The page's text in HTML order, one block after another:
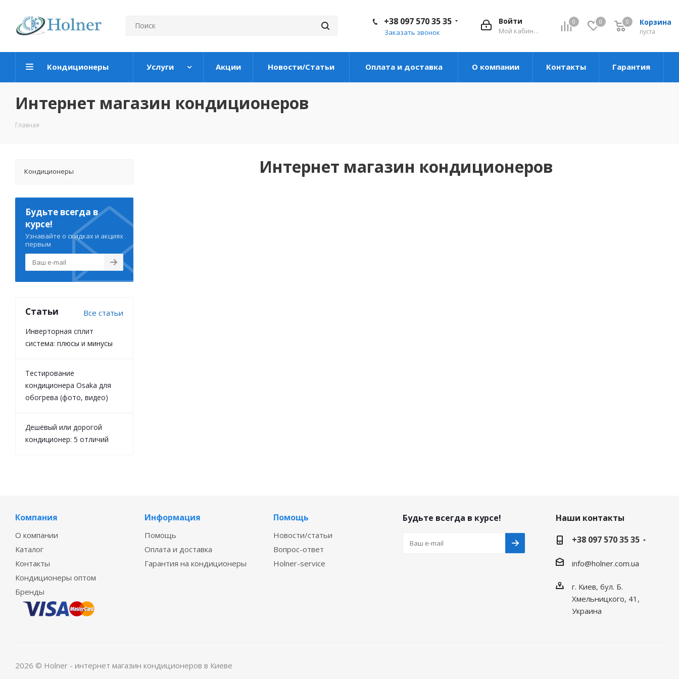
0 0 Корзина
пуста
0
Войти
Мой кабинет
+38 097 570 35 35
Заказать звонок
Кондиционеры Услуги Акции Новости/Статьи Оплата и доставка О компании Контакты Гарантия
Интернет магазин кондиционеров
Главная
Интернет магазин кондиционеров
Кондиционеры
Будьте всегда в
курсе!
Узнавайте о скидках и акциях
первым
Статьи Все статьи
Инверторная сплит
система: плюсы и минусы
Тестирование
кондиционера Osaka для
обогрева (фото, видео)
Дешёвый или дорогой
кондиционер: 5 отличий
Компания
О компании
Каталог
Контакты
Кондиционеры оптом
Бренды
Информация
Помощь
Оплата и доставка
Гарантия на кондиционеры
Помощь
Новости/статьи
Вопрос-ответ
Holner-service
Будьте всегда в курсе!
Наши контакты
+38 097 570 35 35
info@holner.com.ua
г. Киев, бул. Б.
Хмельницкого, 41,
Украина
2026 © Holner - интернет магазин кондиционеров в Киеве